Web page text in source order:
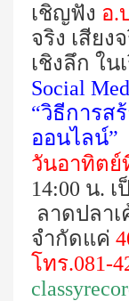
เชิญฟัง อ.
จริง เสีย
เชิงลึก ใน
Social
“วิธีการส
ออนไลน์”
วันอาทิตย์
14:00 น. เ
ลาดปลาเ
จำกัดแค่
โทร.081-